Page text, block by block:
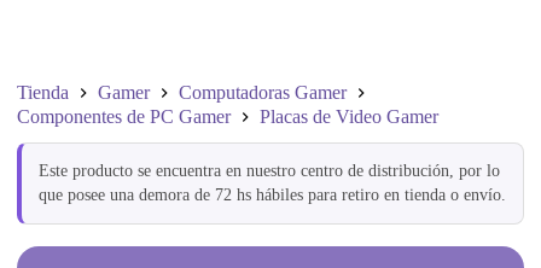
Tienda Gamer
Computadoras Gamer
Componentes de PC Gamer
Placas de Video Gamer
Este producto se encuentra en nuestro centro de distribución, por lo
que posee una demora de 72 hs hábiles para retiro en tienda o envío.